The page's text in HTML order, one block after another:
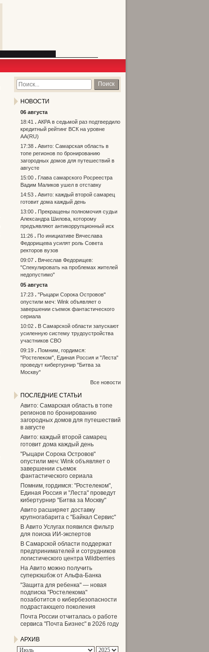
Поиск
НОВОСТИ
06 августа
18:41
АКРА в седьмой раз подтвердило
кредитный рейтинг ВСК на уровне
АА(RU)
17:38
Авито: Самарская область в
топе регионов по бронированию
загородных домов для путешествий в
августе
15:00
Глава самарского Росреестра
Вадим Маликов ушел в отставку
14:53
Авито: каждый второй самарец
готовит дома каждый день
13:00
Прекращены полномочия судьи
Александра Шилова, которому
предъявляют антикоррупционный иск
11:26
По инициативе Вячеслава
Федорищева усилят роль Совета
ректоров вузов
09:07
Вячеслав Федорищев:
"Спекулировать на проблемах жителей
недопустимо"
05 августа
17:23
"Рыцари Сорока Островов"
опустили меч: Wink объявляет о
завершении съемок фантастического
сериала
10:02
В Самарской области запускают
усиленную систему трудоустройства
участников СВО
09:19
Помним, гордимся:
"Ростелеком", Единая Россия и "Леста"
проведут кибертурнир "Битва за
Москву"
Все новости
ПОСЛЕДНИЕ СТАТЬИ
Авито: Самарская область в топе
регионов по бронированию
загородных домов для путешествий
в августе
Авито: каждый второй самарец
готовит дома каждый день
"Рыцари Сорока Островов"
опустили меч: Wink объявляет о
завершении съемок
фантастического сериала
Помним, гордимся: "Ростелеком",
Единая Россия и "Леста" проведут
кибертурнир "Битва за Москву"
Авито расширяет доставку
крупногабарита с "Байкал Сервис"
В Авито Услугах появился фильтр
для поиска ИИ-экспертов
В Самарской области поддержат
предпринимателей и сотрудников
логистического центра Wildberries
На Авито можно получить
суперкэшбэк от Альфа-Банка
"Защита для ребенка" — новая
подписка "Ростелекома"
позаботится о кибербезопасности
подрастающего поколения
Почта России отчиталась о работе
сервиса "Почта Бизнес" в 2026 году
АРХИВ